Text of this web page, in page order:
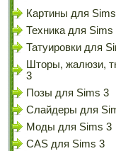
Картины для
Техника для Sims
Татуировки для
Шторы, жалюзи,
3
Позы для Sims 3
Слайдеры для
Моды для Sims 3
CAS для Sims 3